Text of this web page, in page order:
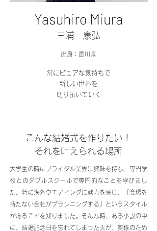
Yasuhiro Miura
三浦 康弘
出身：香川県
常にピュアな気持ちで
新しい世界を
​切り拓いていく
こんな結婚式を作りたい！
それを叶えられる場所
大学生の時にブライダル業界に興味を持ち、専門学
校とのダブルスクールで専門的なことを学びまし
た。特に海外ウエディングに魅力を感じ、「会場を
持たない会社がプランニングする」というスタイル
があることを知りました。そんな時、ある小説の中
に、結婚記念日を忘れてしまった夫が、奥様のため